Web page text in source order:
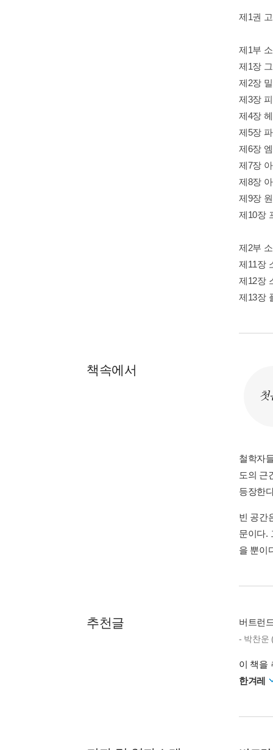
제1권
제1부
제1장
제2장
제3장
제4장
제5장
제6장
제7장
제8장
제9장
제10장
제2부
제11장
제12장
제13장
책속에서
첫
철학자
도의 근
등장한
빈 공간
문이다.
을 뿐이
추천글 버트런
- 박찬운
이 책을
한겨레